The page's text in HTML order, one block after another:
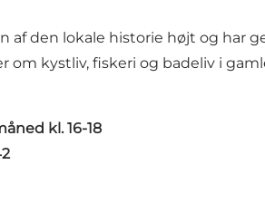
den lokale historie højt og har
kystliv, fiskeri og badeliv i
kl. 16-18